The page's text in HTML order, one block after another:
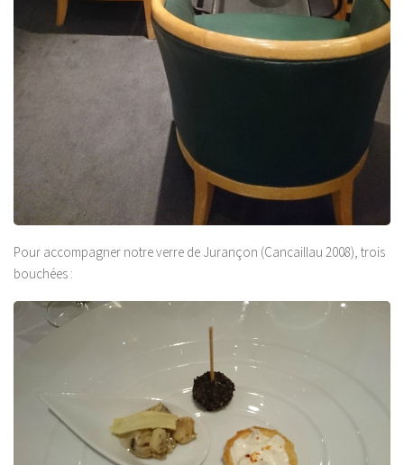
Pour accompagner notre verre de Jurançon (Cancaillau 2008), trois
bouchées :